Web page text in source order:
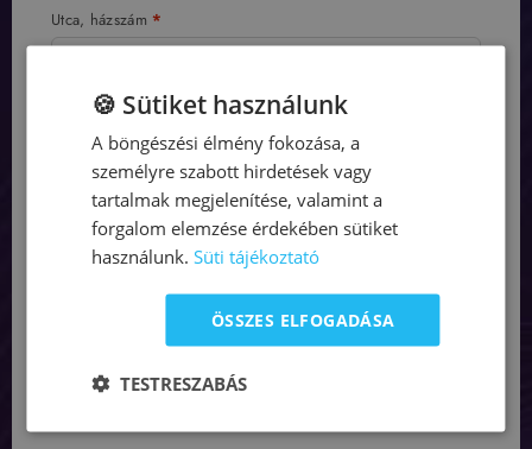
Utca, házszám *
Telefonszám *
🍪 Sütiket használunk
A böngészési élmény fokozása, a
személyre szabott hirdetések vagy
tartalmak megjelenítése, valamint a
forgalom elemzése érdekében sütiket
használunk. Süti tájékoztató
ÖSSZES ELFOGADÁSA
TESTRESZABÁS